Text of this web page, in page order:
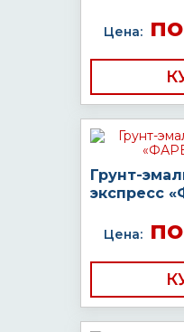
Цена:по
Грунт-
экспресс
Цена:по